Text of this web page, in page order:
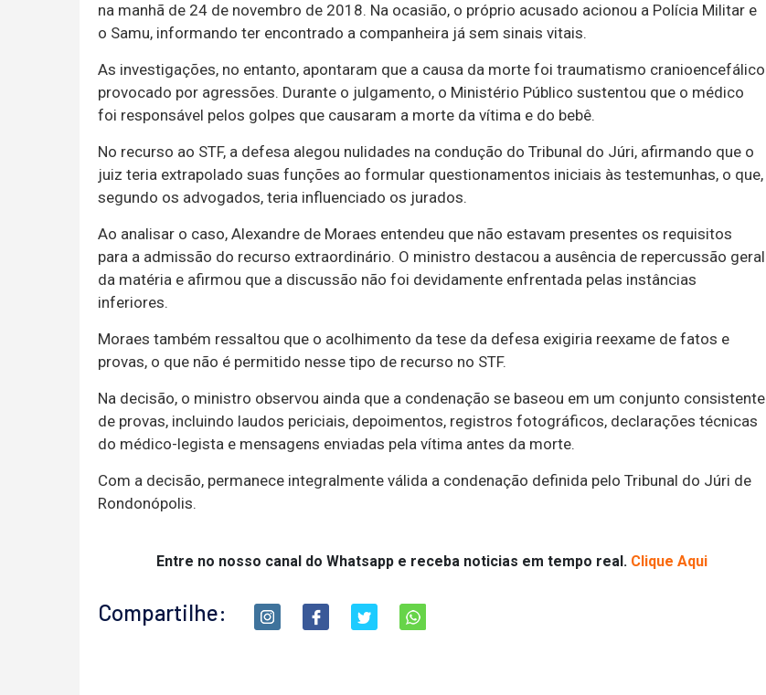
na manhã de 24 de novembro de 2018. Na ocasião, o próprio acusado acionou a Polícia Militar e
o Samu, informando ter encontrado a companheira já sem sinais vitais.
As investigações, no entanto, apontaram que a causa da morte foi traumatismo cranioencefálico
provocado por agressões. Durante o julgamento, o Ministério Público sustentou que o médico
foi responsável pelos golpes que causaram a morte da vítima e do bebê.
No recurso ao STF, a defesa alegou nulidades na condução do Tribunal do Júri, afirmando que o
juiz teria extrapolado suas funções ao formular questionamentos iniciais às testemunhas, o que,
segundo os advogados, teria influenciado os jurados.
Ao analisar o caso, Alexandre de Moraes entendeu que não estavam presentes os requisitos
para a admissão do recurso extraordinário. O ministro destacou a ausência de repercussão geral
da matéria e afirmou que a discussão não foi devidamente enfrentada pelas instâncias
inferiores.
Moraes também ressaltou que o acolhimento da tese da defesa exigiria reexame de fatos e
provas, o que não é permitido nesse tipo de recurso no STF.
Na decisão, o ministro observou ainda que a condenação se baseou em um conjunto consistente
de provas, incluindo laudos periciais, depoimentos, registros fotográficos, declarações técnicas
do médico-legista e mensagens enviadas pela vítima antes da morte.
Com a decisão, permanece integralmente válida a condenação definida pelo Tribunal do Júri de
Rondonópolis.
Entre no nosso canal do Whatsapp e receba noticias em tempo real. Clique Aqui
Compartilhe: